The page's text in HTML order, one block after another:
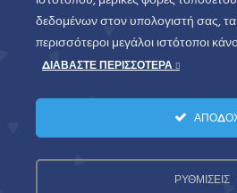
© 2026. All
Πολιτική Απορρήτου
δεδομένων στον υπολογιστή σας,
περισσότεροι μεγάλοι ιστότοποι
ΔΙΑΒΑΣΤΕ ΠΕΡΙΣΣΟΤΕΡΑ
ΡΥΘΜΙΣΕΙΣ